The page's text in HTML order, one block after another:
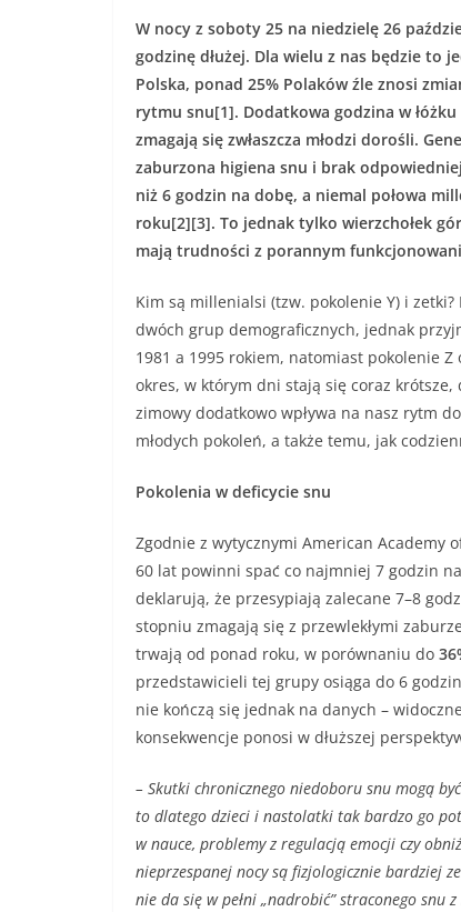
W nocy z soboty 25 na niedzielę 26
godzinę dłużej. Dla wielu z nas będzie to
Polska, ponad 25% Polaków źle znosi
rytmu snu[1]. Dodatkowa godzina w
zmagają się zwłaszcza młodzi dorośli.
zaburzona higiena snu i brak
niż 6 godzin na dobę, a niemal połowa
roku[2][3]. To jednak tylko wierzchołek
mają trudności z porannym
Kim są millenialsi (tzw. pokolenie Y) i
dwóch grup demograficznych, jednak
1981 a 1995 rokiem, natomiast pokolenie
okres, w którym dni stają się coraz krótsze,
zimowy dodatkowo wpływa na nasz rytm
młodych pokoleń, a także temu, jak
Pokolenia w deficycie snu
Zgodnie z wytycznymi American Academy
60 lat powinni spać co najmniej 7 godzin
deklarują, że przesypiają zalecane 7–8
stopniu zmagają się z przewlekłymi
trwają od ponad roku, w porównaniu do
przedstawicieli tej grupy osiąga do 6
nie kończą się jednak na danych –
konsekwencje ponosi w dłuższej
– Skutki chronicznego niedoboru snu mogą
to dlatego dzieci i nastolatki tak bardzo go
w nauce, problemy z regulacją emocji czy
nieprzespanej nocy są fizjologicznie bardziej
nie da się w pełni „nadrobić” straconego snu